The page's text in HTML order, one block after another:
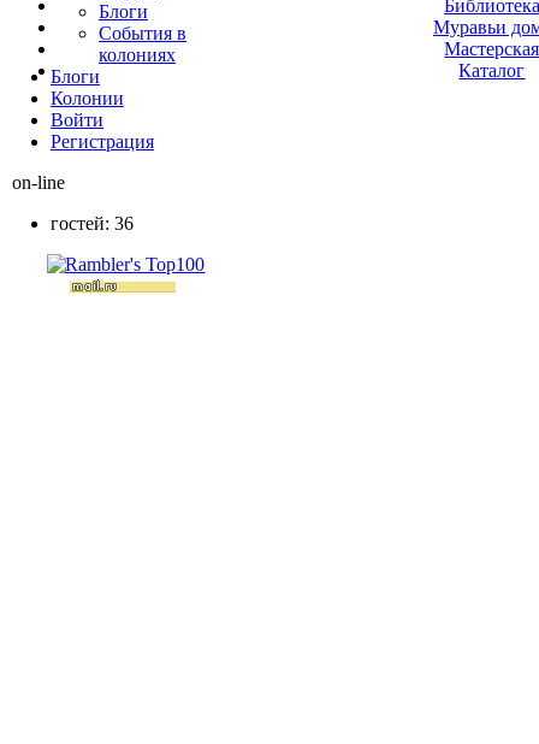
Блоги
События в
колониях
Блоги
Колонии
Войти
Peгиcтpaция
on-line
гостей: 36
Библиотека
Муравьи
Мастерская
Каталог